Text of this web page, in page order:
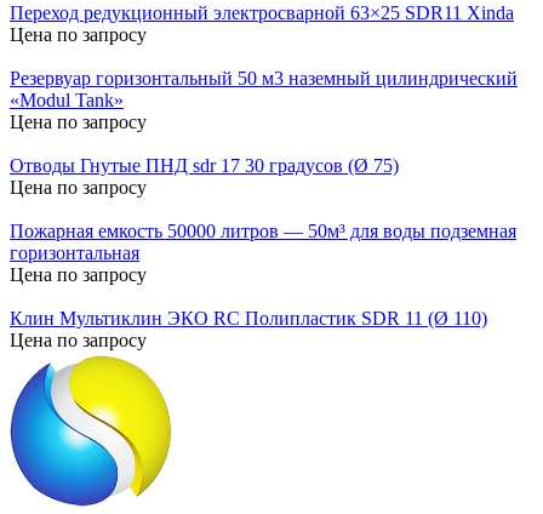
Переход редукционный электросварной 63×25 SDR11 Xinda
Цена по запросу
Резервуар горизонтальный 50 м3 наземный цилиндрический
«Modul Tank»
Цена по запросу
Отводы Гнутые ПНД sdr 17 30 градусов (Ø 75)
Цена по запросу
Пожарная емкость 50000 литров — 50м³ для воды подземная
горизонтальная
Цена по запросу
Клин Мультиклин ЭКО RC Полипластик SDR 11 (Ø 110)
Цена по запросу